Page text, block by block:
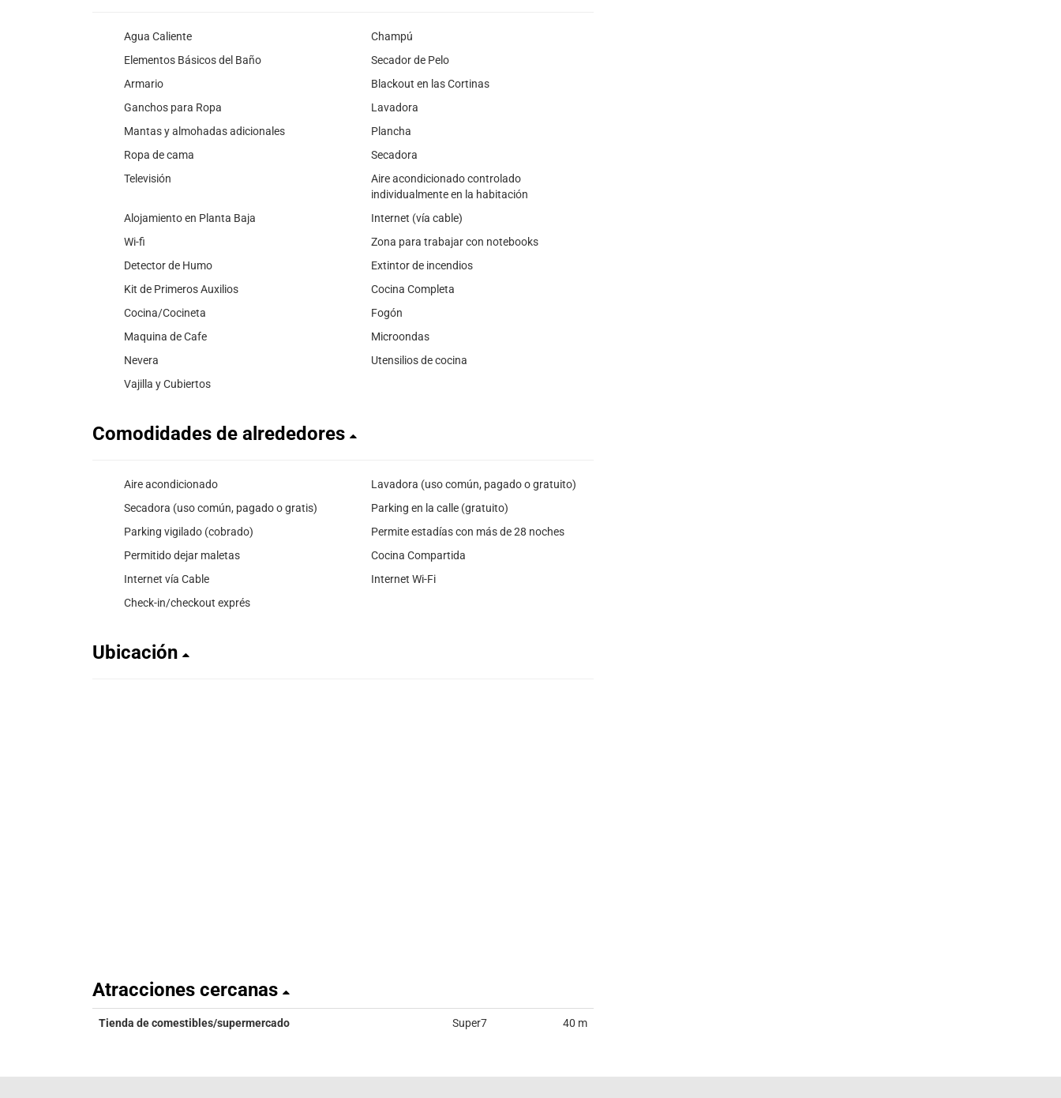
Agua Caliente
Champú
Elementos Básicos del Baño
Secador de Pelo
Armario
Blackout en las Cortinas
Ganchos para Ropa
Lavadora
Mantas y almohadas adicionales
Plancha
Ropa de cama
Secadora
Televisión
Aire acondicionado controlado
individualmente en la habitación
Alojamiento en Planta Baja
Internet (vía cable)
Wi-fi
Zona para trabajar con notebooks
Detector de Humo
Extintor de incendios
Kit de Primeros Auxilios
Cocina Completa
Cocina/Cocineta
Fogón
Maquina de Cafe
Microondas
Nevera
Utensilios de cocina
Vajilla y Cubiertos
Comodidades de alrededores
Aire acondicionado
Lavadora (uso común, pagado o gratuito)
Secadora (uso común, pagado o gratis)
Parking en la calle (gratuito)
Parking vigilado (cobrado)
Permite estadías con más de 28 noches
Permitido dejar maletas
Cocina Compartida
Internet vía Cable
Internet Wi-Fi
Check-in/checkout exprés
Ubicación
Atracciones cercanas
Tienda de comestibles/supermercado Super7 40 m